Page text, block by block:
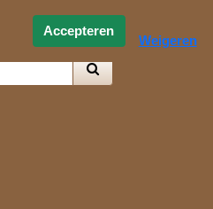
Accepteren
Weigeren